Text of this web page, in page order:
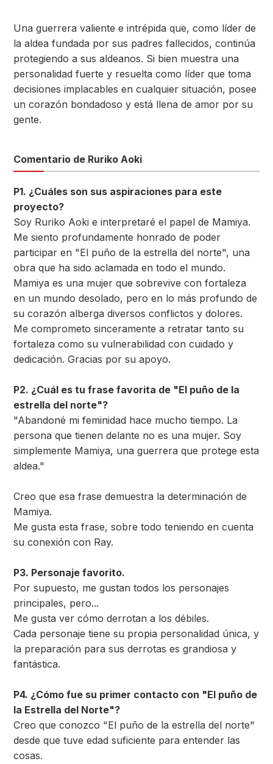
Una guerrera valiente e intrépida que, como líder de
la aldea fundada por sus padres fallecidos, continúa
protegiendo a sus aldeanos. Si bien muestra una
personalidad fuerte y resuelta como líder que toma
decisiones implacables en cualquier situación, posee
un corazón bondadoso y está llena de amor por su
gente.
Comentario de Ruriko Aoki
P1. ¿Cuáles son sus aspiraciones para este
proyecto?
Soy Ruriko Aoki e interpretaré el papel de Mamiya.
Me siento profundamente honrado de poder
participar en "El puño de la estrella del norte", una
obra que ha sido aclamada en todo el mundo.
Mamiya es una mujer que sobrevive con fortaleza
en un mundo desolado, pero en lo más profundo de
su corazón alberga diversos conflictos y dolores.
Me comprometo sinceramente a retratar tanto su
fortaleza como su vulnerabilidad con cuidado y
dedicación. Gracias por su apoyo.
P2. ¿Cuál es tu frase favorita de "El puño de la
estrella del norte"?
"Abandoné mi feminidad hace mucho tiempo. La
persona que tienen delante no es una mujer. Soy
simplemente Mamiya, una guerrera que protege esta
aldea."
Creo que esa frase demuestra la determinación de
Mamiya.
Me gusta esta frase, sobre todo teniendo en cuenta
su conexión con Ray.
P3. Personaje favorito.
Por supuesto, me gustan todos los personajes
principales, pero...
Me gusta ver cómo derrotan a los débiles.
Cada personaje tiene su propia personalidad única, y
la preparación para sus derrotas es grandiosa y
fantástica.
P4. ¿Cómo fue su primer contacto con "El puño de
la Estrella del Norte"?
Creo que conozco "El puño de la estrella del norte"
desde que tuve edad suficiente para entender las
cosas.